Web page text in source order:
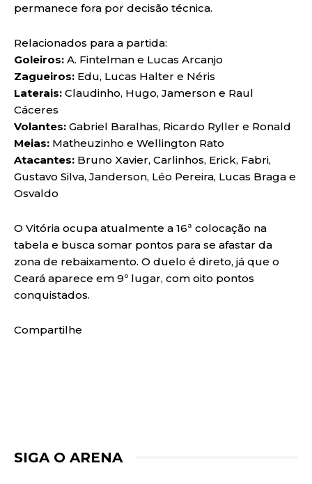
permanece fora por decisão técnica.
Relacionados para a partida:
Goleiros: A. Fintelman e Lucas Arcanjo
Zagueiros: Edu, Lucas Halter e Néris
Laterais: Claudinho, Hugo, Jamerson e Raul
Cáceres
Volantes: Gabriel Baralhas, Ricardo Ryller e Ronald
Meias: Matheuzinho e Wellington Rato
Atacantes: Bruno Xavier, Carlinhos, Erick, Fabri,
Gustavo Silva, Janderson, Léo Pereira, Lucas Braga e
Osvaldo
O Vitória ocupa atualmente a 16ª colocação na
tabela e busca somar pontos para se afastar da
zona de rebaixamento. O duelo é direto, já que o
Ceará aparece em 9º lugar, com oito pontos
conquistados.
Compartilhe
SIGA O ARENA